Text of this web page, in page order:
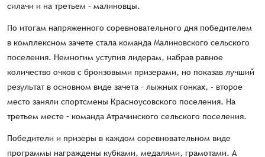
силачи и на третьем – малиновцы.
По итогам напряженного соревновательного дня победителем
в комплексном зачете стала команда Малиновского сельского
поселения. Немногим уступив лидерам, набрав равное
количество очков с бронзовыми призерами, но показав лучший
результат в основном виде зачета – лыжных гонках, - второе
место заняли спортсмены Красноусовского поселения. На
третьем месте – команда Атрачинского сельского поселения.
Победители и призеры в каждом соревновательном виде
программы награждены кубками, медалями, грамотами. А